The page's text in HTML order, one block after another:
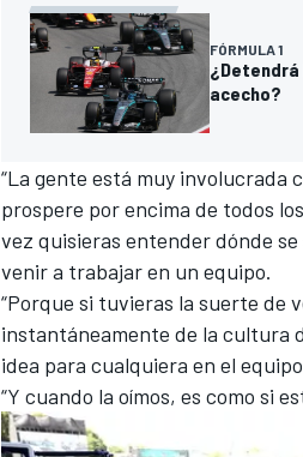
WRC
FÓRMULA 1
acecho?
“La gente está muy involucrada
prospere por encima de todos
vez quisieras entender dónde
venir a trabajar en un equipo.
“Porque si tuvieras la suerte de
instantáneamente de la cultura
idea para cualquiera en el
“Y cuando la oímos, es como si